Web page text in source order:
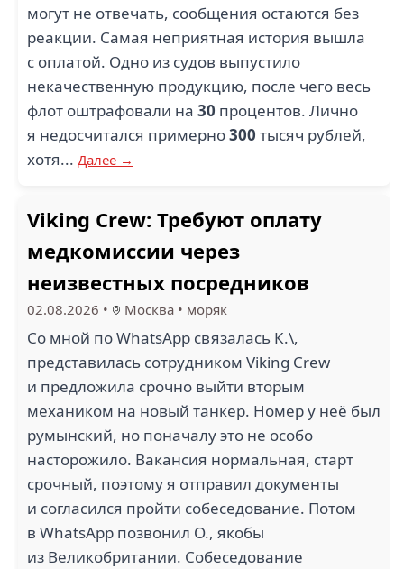
могут не отвечать, сообщения остаются без
реакции. Самая неприятная история вышла
с оплатой. Одно из судов выпустило
некачественную продукцию, после чего весь
флот оштрафовали на 30 процентов. Лично
я недосчитался примерно300 тысяч рублей,
хотя... Далее →
Viking Crew: Требуют оплату
медкомиссии через
неизвестных посредников
02.08.2026 • Москва • моряк
Со мной по WhatsApp связалась К.\,
представилась сотрудником Viking Crew
и предложила срочно выйти вторым
механиком на новый танкер. Номер у неё был
румынский, но поначалу это не особо
насторожило. Вакансия нормальная, старт
срочный, поэтому я отправил документы
и согласился пройти собеседование. Потом
в WhatsApp позвонил О., якобы
из Великобритании. Собеседование